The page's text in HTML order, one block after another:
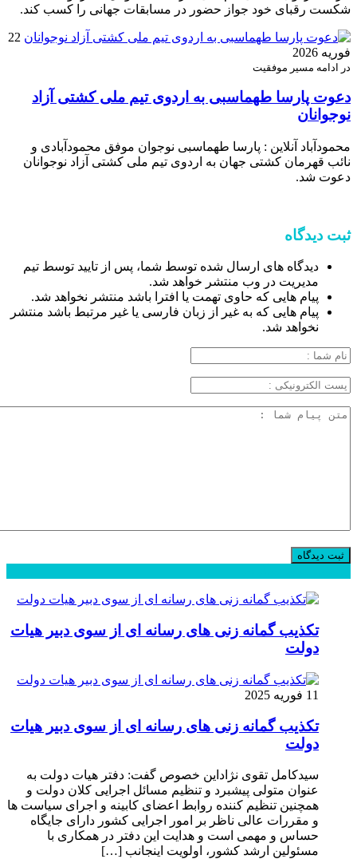
شکست رقبای خود جواز حضور در مسابقات جهانی را کسب کند.
22
فوریه 2026
در ادامه مسیر موفقیت
دعوت پارسا طهماسبی به اردوی تیم ملی کشتی آزاد
نوجوانان
محمودآباد آنلاین : پارسا طهماسبی نوجوان موفق محمودآبادی و
نائب قهرمان کشتی جهان به اردوی تیم ملی کشتی آزاد نوجوانان
دعوت شد.
ثبت دیدگاه
دیدگاه های ارسال شده توسط شما، پس از تایید توسط تیم
مدیریت در وب منتشر خواهد شد.
پیام هایی که حاوی تهمت یا افترا باشد منتشر نخواهد شد.
پیام هایی که به غیر از زبان فارسی یا غیر مرتبط باشد منتشر
نخواهد شد.
تکذیب گمانه زنی های رسانه ای از سوی دبیر هیات
دولت
11 فوریه 2025
تکذیب گمانه زنی های رسانه ای از سوی دبیر هیات
دولت
سیدکامل تقوی نژاداین خصوص گفت: دفتر هیات دولت به
عنوان متولی پیشبرد و تنظیم مسائل اجرایی کلان دولت و
همچنین تنظیم کننده روابط اعضای کابینه و اجرای سیاست ها
و مقررات عالی ناظر بر امور اجرایی کشور دارای جایگاه
حساس و مهمی است و هدایت این دفتر در همکاری با
مسئولین ارشد کشور، اولویت اینجانب […]